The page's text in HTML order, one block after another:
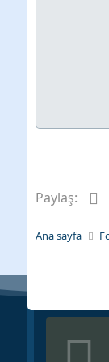
Paylaş:
Ana sayfa